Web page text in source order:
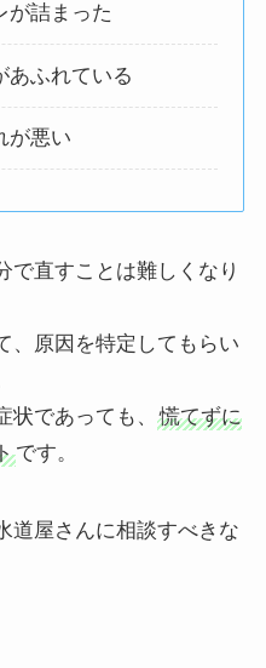
が詰まった
あふれている
が悪い
で直すことは難しくなり
、原因を特定してもらい
であっても、
慌てずに
です。
道屋さんに相談すべきな